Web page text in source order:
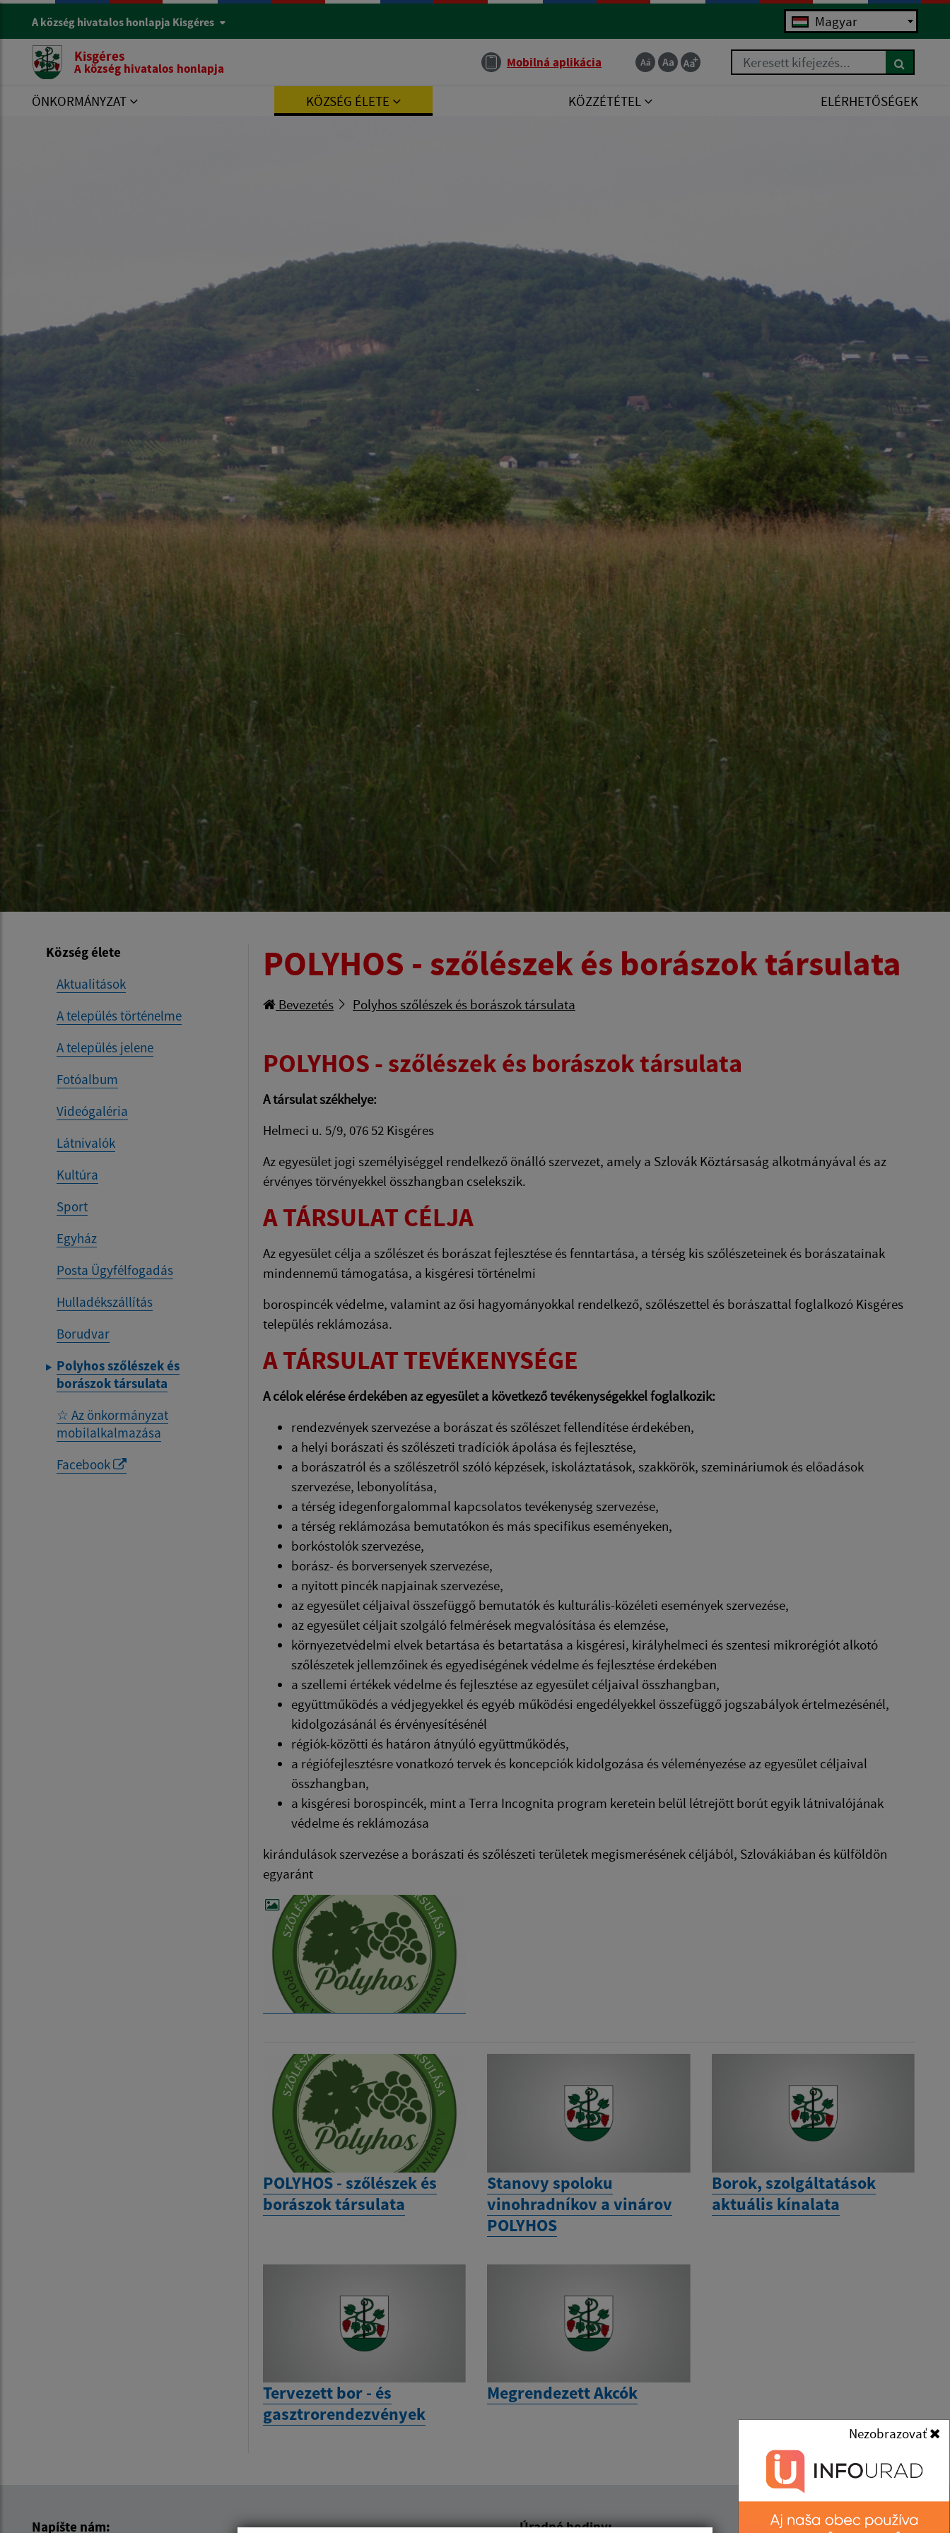
A község hivatalos honlapja Kisgéres Magyar
Kisgéres
A község hivatalos honlapja Mobilná aplikácia Keresett kifejezés...
ÖNKORMÁNYZAT KÖZSÉG ÉLETE KÖZZÉTÉTEL ELÉRHETŐSÉGEK
Község élete
Aktualitások
A település történelme
A település jelene
Fotóalbum
Videógaléria
Látnivalók
Kultúra
Sport
Egyház
Posta Ügyfélfogadás
Hulladékszállítás
Borudvar
Polyhos szőlészek és
borászok társulata
☆ Az önkormányzat
mobilalkalmazása
Facebook
POLYHOS - szőlészek és borászok társulata
Bevezetés Polyhos szőlészek és borászok társulata
POLYHOS - szőlészek és borászok társulata
A társulat székhelye:
Helmeci u. 5/9, 076 52 Kisgéres
Az egyesület jogi személyiséggel rendelkező önálló szervezet, amely a Szlovák Köztársaság alkotmányával és az
érvényes törvényekkel összhangban cselekszik.
A TÁRSULAT CÉLJA
Az egyesület célja a szőlészet és borászat fejlesztése és fenntartása, a térség kis szőlészeteinek és borászatainak
mindennemű támogatása, a kisgéresi történelmi
borospincék védelme, valamint az ősi hagyományokkal rendelkező, szőlészettel és borászattal foglalkozó Kisgéres
település reklámozása.
A TÁRSULAT TEVÉKENYSÉGE
A célok elérése érdekében az egyesület a következő tevékenységekkel foglalkozik:
rendezvények szervezése a borászat és szőlészet fellendítése érdekében,
a helyi borászati és szőlészeti tradíciók ápolása és fejlesztése,
a borászatról és a szőlészetről szóló képzések, iskoláztatások, szakkörök, szemináriumok és előadások
szervezése, lebonyolítása,
a térség idegenforgalommal kapcsolatos tevékenység szervezése,
a térség reklámozása bemutatókon és más specifikus eseményeken,
borkóstolók szervezése,
borász- és borversenyek szervezése,
a nyitott pincék napjainak szervezése,
az egyesület céljaival összefüggő bemutatók és kulturális-közéleti események szervezése,
az egyesület céljait szolgáló felmérések megvalósítása és elemzése,
környezetvédelmi elvek betartása és betartatása a kisgéresi, királyhelmeci és szentesi mikrorégiót alkotó
szőlészetek jellemzőinek és egyediségének védelme és fejlesztése érdekében
a szellemi értékek védelme és fejlesztése az egyesület céljaival összhangban,
együttműködés a védjegyekkel és egyéb működési engedélyekkel összefüggő jogszabályok értelmezésénél,
kidolgozásánál és érvényesítésénél
régiók-közötti és határon átnyúló együttműködés,
a régiófejlesztésre vonatkozó tervek és koncepciók kidolgozása és véleményezése az egyesület céljaival
összhangban,
a kisgéresi borospincék, mint a Terra Incognita program keretein belül létrejött borút egyik látnivalójának
védelme és reklámozása
kirándulások szervezése a borászati és szőlészeti területek megismerésének céljából, Szlovákiában és külföldön
egyaránt
POLYHOS - szőlészek és
borászok társulata
Stanovy spoloku
vinohradníkov a vinárov
POLYHOS
Borok, szolgáltatások
aktuális kínalata
Tervezett bor - és
gasztrorendezvények
Megrendezett Akcók
Napíšte nám: Úradné hodiny: Kontakt:
Nezobrazovať